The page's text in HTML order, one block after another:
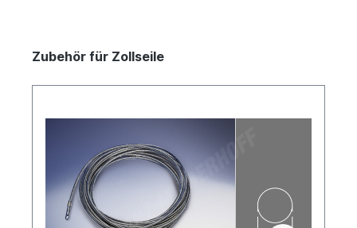
Zubehör für Zollseile